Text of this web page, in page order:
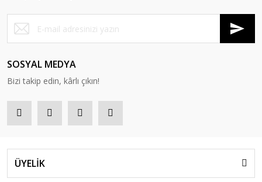
SOSYAL MEDYA
Bizi takip edin, kârlı çıkın!
ÜYELİK